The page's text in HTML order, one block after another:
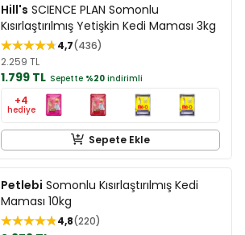
Hill's SCIENCE PLAN Somonlu
Kısırlaştırılmış Yetişkin Kedi Maması 3kg
4,7 436
2.259 TL
1.799 TL Sepette %20 indirimli
+4
hediye
Sepete Ekle
Petlebi Somonlu Kısırlaştırılmış Kedi
Maması 10kg
4,8 220